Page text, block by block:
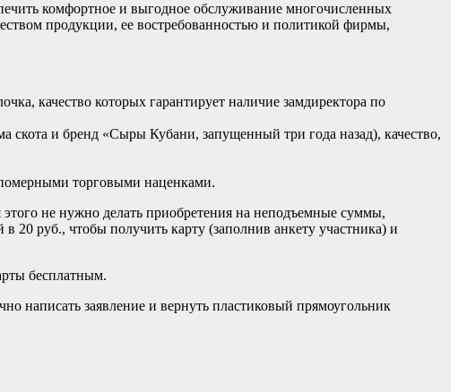
комфортное и выгодное обслуживание многочисленных
продукции, ее востребованностью и политикой фирмы,
качество которых гарантирует наличие замдиректора по
скота и бренд «Сыры Кубани, запущенный три года назад), качество,
торговыми наценками.
не нужно делать приобретения на неподъемные суммы,
20 руб., чтобы получить карту (заполнив анкету участника) и
бесплатным.
написать заявление и вернуть пластиковый прямоугольник